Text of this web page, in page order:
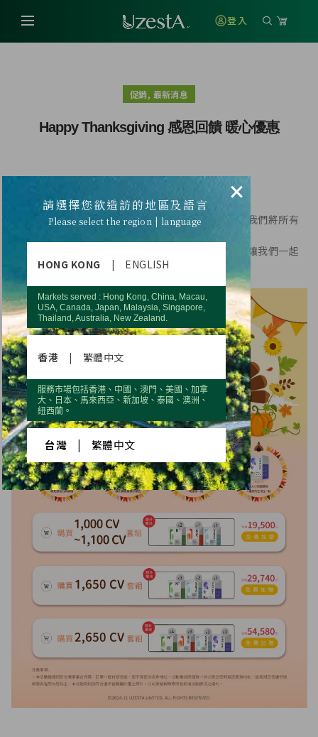
登入
促銷, 最新消息
Happy Thanksgiving 感恩回饋 暖心優惠
感謝過去一年來的支持，在這個充滿感恩的季節裡，我們將所有
辛勞了一年，我們為您送上暖心的優惠，從心出發，讓我們一起
以感恩的心迎接美好的未來。
×
請選擇您欲造訪的地區及語言
Please select the region | language
HONG KONG | ENGLISH
Markets served : Hong Kong, China, Macau,
USA, Canada, Japan, Malaysia, Singapore,
Thailand, Australia, New Zealand.
香港 | 繁體中文
服務市場包括香港、中國、澳門、美國、加拿
大、日本、馬來西亞、新加坡、泰國、澳洲、
紐西蘭。
台灣 | 繁體中文